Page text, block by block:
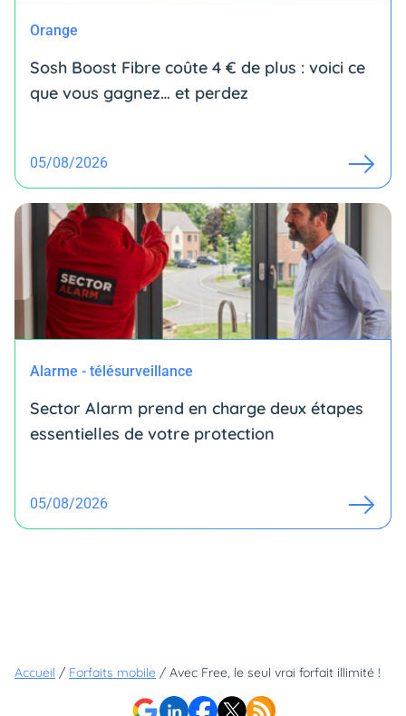
Orange
Sosh Boost Fibre coûte 4 € de plus : voici ce
que vous gagnez… et perdez
05/08/2026
Alarme - télésurveillance
Sector Alarm prend en charge deux étapes
essentielles de votre protection
05/08/2026
Accueil / Forfaits mobile / Avec Free, le seul vrai forfait illimité !